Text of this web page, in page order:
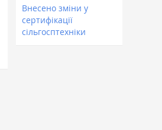
Внесено зміни у
сертифікації
сільгосптехніки